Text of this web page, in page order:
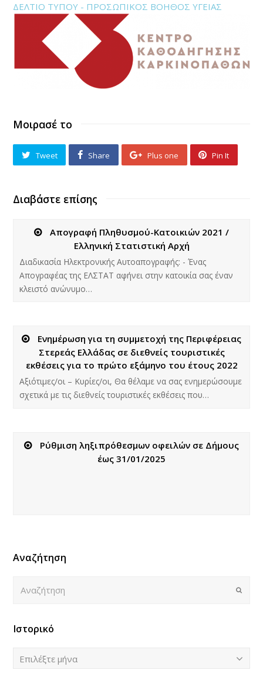
ΔΕΛΤΙΟ ΤΥΠΟΥ - ΠΡΟΣΩΠΙΚΟΣ ΒΟΗΘΟΣ ΥΓΕΙΑΣ
Μοιρασέ το
Tweet Share Plus one Pin It
Διαβάστε επίσης
Απογραφή Πληθυσμού-Κατοικιών 2021 /
Ελληνική Στατιστική Αρχή
Διαδικασία Ηλεκτρονικής Αυτοαπογραφής: - Ένας
Απογραφέας της ΕΛΣΤΑΤ αφήνει στην κατοικία σας έναν
κλειστό ανώνυμο…
Ενημέρωση για τη συμμετοχή της Περιφέρειας
Στερεάς Ελλάδας σε διεθνείς τουριστικές
εκθέσεις για το πρώτο εξάμηνο του έτους 2022
Αξιότιμες/οι – Κυρίες/οι, Θα θέλαμε να σας ενημερώσουμε
σχετικά με τις διεθνείς τουριστικές εκθέσεις που…
Ρύθμιση ληξιπρόθεσμων οφειλών σε Δήμους
έως 31/01/2025
Αναζήτηση
Submit
Ιστορικό
Ιστορικό
Επιλέξτε μήνα